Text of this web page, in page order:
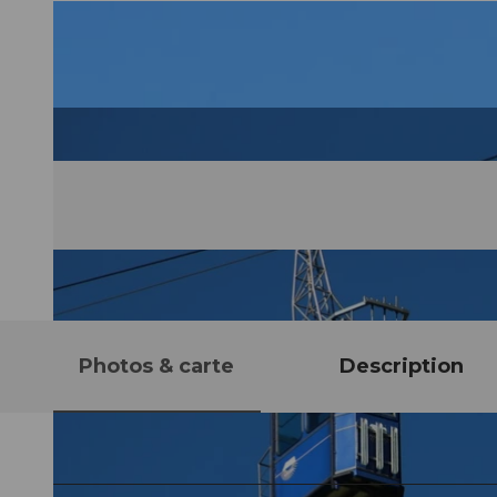
Photos & carte Description